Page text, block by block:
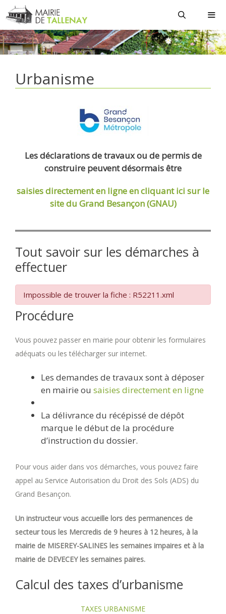
Aller
au
contenu
Urbanisme
Les déclarations de travaux ou de permis de
construire peuvent désormais être
saisies directement en ligneen cliquant ici sur le
site du Grand Besançon (GNAU)
Tout savoir sur les démarches à
effectuer
Impossible de trouver la fiche : R52211.xml
Procédure
Vous pouvez passer en mairie pour obtenir les formulaires
adéquats ou les télécharger sur internet.
Les demandes de travaux sont à déposer
en mairie ou saisies directement en ligne
La délivrance du récépissé de dépôt
marque le début de la procédure
d’instruction du dossier.
Pour vous aider dans vos démarches, vous pouvez faire
appel au Service Autorisation du Droit des Sols (ADS) du
Grand Besançon.
Un instructeur vous accueille lors des permanences de
secteur tous les Mercredis de 9 heures à 12 heures, à la
mairie de MISEREY-SALINES les semaines impaires et à la
mairie de DEVECEY les semaines paires.
Calcul des taxes d’urbanisme
TAXES URBANISME